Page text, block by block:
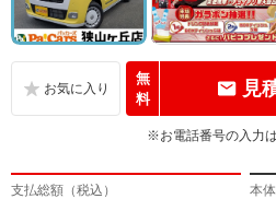
無
料
見
※お電話番号の入力は
支払総額（税込） 本